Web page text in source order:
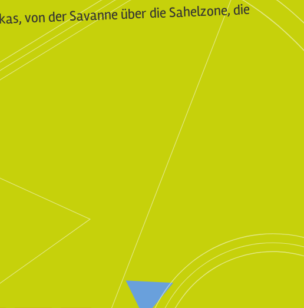
von der Savanne über die Sahelzone, die